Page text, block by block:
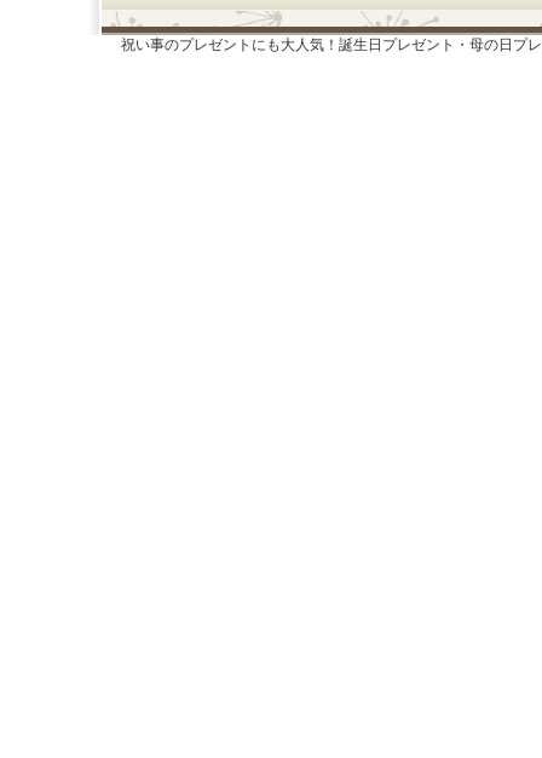
祝い事のプレゼントにも大人気！誕生日プレゼント・母の日プ